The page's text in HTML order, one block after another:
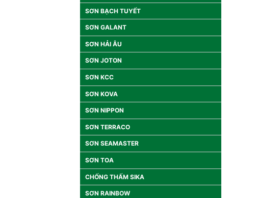
SƠN BẠCH TUYẾT
SƠN GALANT
SƠN HẢI ÂU
SƠN JOTON
SƠN KCC
SƠN KOVA
SƠN NIPPON
SƠN TERRACO
SƠN SEAMASTER
SƠN TOA
CHỐNG THẤM SIKA
SƠN RAINBOW